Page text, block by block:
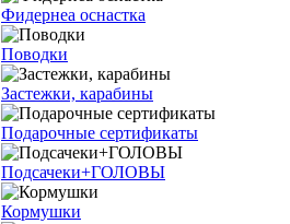
Фидернеа оснастка
Поводки
Застежки, карабины
Подарочные сертификаты
Подсачеки+ГОЛОВЫ
Кормушки